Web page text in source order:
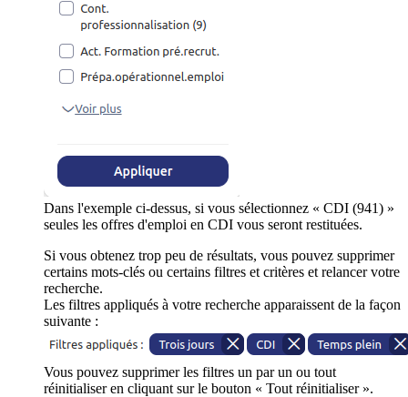
Dans l'exemple ci-dessus, si vous sélectionnez « CDI (941) »
seules les offres d'emploi en CDI vous seront restituées.
Si vous obtenez trop peu de résultats, vous pouvez supprimer
certains mots-clés ou certains filtres et critères et relancer votre
recherche.
Les filtres appliqués à votre recherche apparaissent de la façon
suivante :
Vous pouvez supprimer les filtres un par un ou tout
réinitialiser en cliquant sur le bouton « Tout réinitialiser ».